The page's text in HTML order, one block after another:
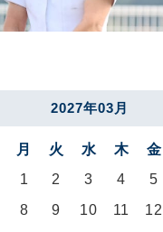
2027年03月
月 火 水 木 金
1 2 3 4 5
8 9 10 11 12